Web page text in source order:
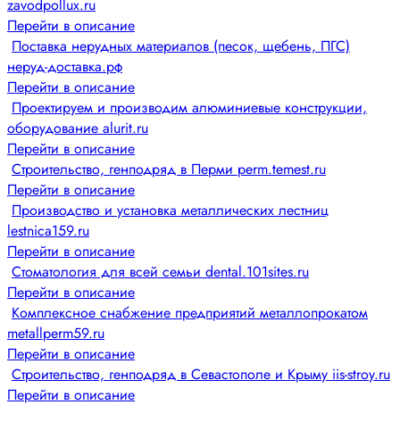
zavodpollux.ru
Перейти в описание
Поставка нерудных материалов (песок, щебень, ПГС)
неруд-доставка.рф
Перейти в описание
Проектируем и производим алюминиевые конструкции,
оборудование alurit.ru
Перейти в описание
Строительство, генподряд в Перми perm.temest.ru
Перейти в описание
Производство и установка металлических лестниц
lestnica159.ru
Перейти в описание
Стоматология для всей семьи dental.101sites.ru
Перейти в описание
Комплексное снабжение предприятий металлопрокатом
metallperm59.ru
Перейти в описание
Строительство, генподряд в Севастополе и Крыму iis-stroy.ru
Перейти в описание